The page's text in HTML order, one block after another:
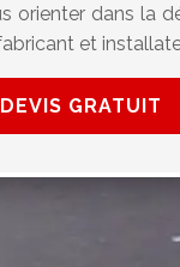
orienter dans la
et
DEVIS GRATUIT